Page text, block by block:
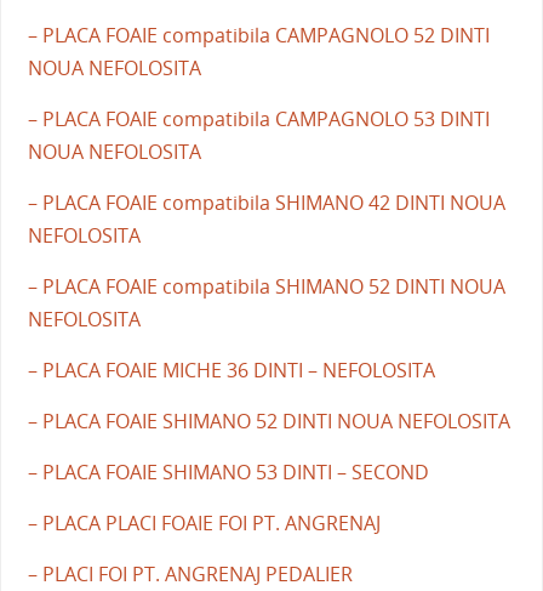
– PLACA FOAIE compatibila CAMPAGNOLO 52 DINTI
NOUA NEFOLOSITA
– PLACA FOAIE compatibila CAMPAGNOLO 53 DINTI
NOUA NEFOLOSITA
– PLACA FOAIE compatibila SHIMANO 42 DINTI NOUA
NEFOLOSITA
– PLACA FOAIE compatibila SHIMANO 52 DINTI NOUA
NEFOLOSITA
– PLACA FOAIE MICHE 36 DINTI – NEFOLOSITA
– PLACA FOAIE SHIMANO 52 DINTI NOUA NEFOLOSITA
– PLACA FOAIE SHIMANO 53 DINTI – SECOND
– PLACA PLACI FOAIE FOI PT. ANGRENAJ
– PLACI FOI PT. ANGRENAJ PEDALIER